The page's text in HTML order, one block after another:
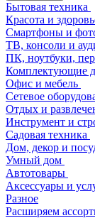
Бытовая техника
Красота и
Смартфоны и
ТВ, консоли и
ПК, ноутбуки,
Комплектующие
Офис и мебель
Сетевое
Отдых и
Инструмент и
Садовая техника
Дом, декор и
Умный дом
Автотовары
Аксессуары и
Разное
Расширяем